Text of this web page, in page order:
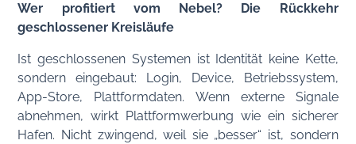
Wer profitiert vom Nebel? Die Rückkehr
geschlossener Kreisläufe
Ist geschlossenen Systemen ist Identität keine Kette,
sondern eingebaut: Login, Device, Betriebssystem,
App-Store, Plattformdaten. Wenn externe Signale
abnehmen, wirkt Plattformwerbung wie ein sicherer
Hafen. Nicht zwingend, weil sie „besser“ ist, sondern